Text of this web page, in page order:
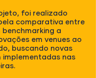
foi realizado
comparativa entre
benchmarking a
em venues ao
buscando novas
implementadas nas